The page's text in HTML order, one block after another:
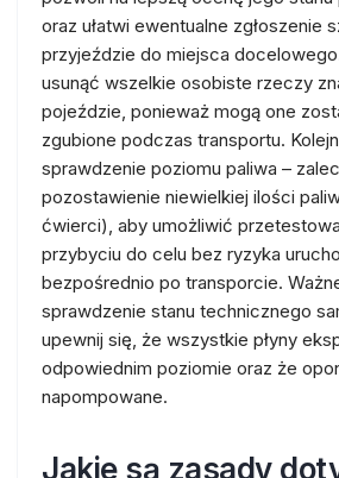
oraz ułatwi ewentualne zgłoszenie
przyjeździe do miejsca
usunąć wszelkie osobiste rzeczy
pojeździe, ponieważ mogą one
zgubione podczas transportu.
sprawdzenie poziomu paliwa –
pozostawienie niewielkiej ilości
ćwierci), aby umożliwić
przybyciu do celu bez ryzyka
bezpośrednio po transporcie.
sprawdzenie stanu technicznego
upewnij się, że wszystkie płyny
odpowiednim poziomie oraz że
napompowane.
Jakie są zasady